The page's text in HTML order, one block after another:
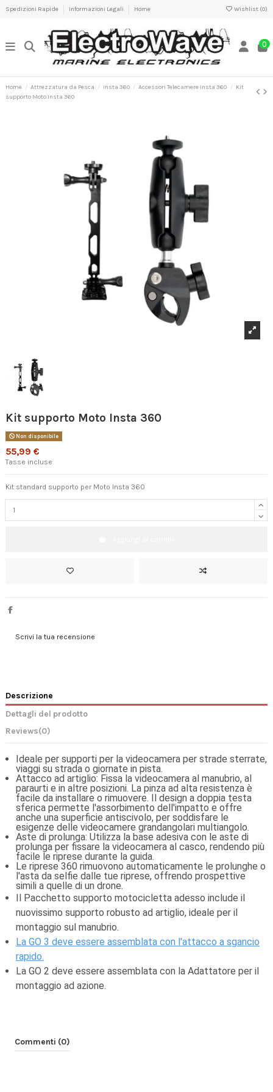
Spedizioni Rapide Informazioni Legali Home Wishlist (0)
0
Home Attrezzatura da Pesca Insta 360 Accessori Telecamere Insta 360
Kit
supporto Moto Insta 360
Kit supporto Moto Insta 360
Non disponibile
55,99 €
Tasse incluse
Kit standard supporto per Moto Insta 360
Scrivi la tua recensione
Descrizione
Dettagli del prodotto
Reviews(0)
Ideale per supporti per la videocamera per strade sterrate,
viaggi su strada o giornate in pista.
Attacco ad artiglio: Fissa la videocamera al manubrio, al
paraurti e in altre posizioni. La pinza ad alta resistenza è
facile da installare o rimuovere. Il design a doppia testa
sferica permette l'assorbimento dell'impatto e offre
anche una superficie antiscivolo, per soddisfare le
esigenze delle videocamere grandangolari multiangolo.
Aste di prolunga: Utilizza la base adesiva con le aste di
prolunga per fissare la videocamera al casco, rendendo più
facile le riprese durante la guida.
Le riprese 360 rimuovono automaticamente le prolunghe o
l'asta da selfie dalle tue riprese, offrendo prospettive
simili a quelle di un drone.
Il Pacchetto supporto motocicletta adesso include il
nuovissimo supporto robusto ad artiglio, ideale per il
montaggio sul manubrio.
La GO 3 deve essere assemblata con l'attacco a sgancio
rapido.
La GO 2 deve essere assemblata con la Adattatore per il
montaggio ad azione.
Commenti (0)